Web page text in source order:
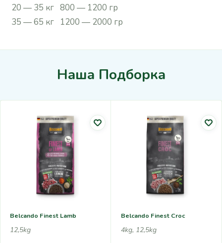
20 — 35 кг 800 — 1200 гр
35 — 65 кг
1200 — 2000 гр
Наша Подборка
Belcando Finest Lamb
12,5kg
Belcando Finest Croc
4kg, 12,5kg